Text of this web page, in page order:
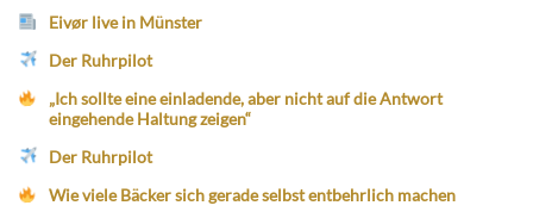
Eivør live in Münster
Der Ruhrpilot
„Ich sollte eine einladende, aber nicht auf die Antwort
eingehende Haltung zeigen“
Der Ruhrpilot
Wie viele Bäcker sich gerade selbst entbehrlich machen